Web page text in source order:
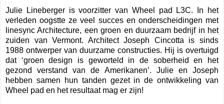
Julie Lineberger is voorzitter van Wheel pad L3C. In het
verleden oogstte ze veel succes en onderscheidingen met
linesync Architecture, een groen en duurzaam bedrijf in het
zuiden van Vermont. Architect Joseph Cincotta is sinds
1988 ontwerper van duurzame constructies. Hij is overtuigd
dat ‘groen design is geworteld in de soberheid en het
gezond verstand van de Amerikanen’. Julie en Joseph
hebben samen hun tanden gezet in de ontwikkeling van
Wheel pad en het resultaat mag er zijn!